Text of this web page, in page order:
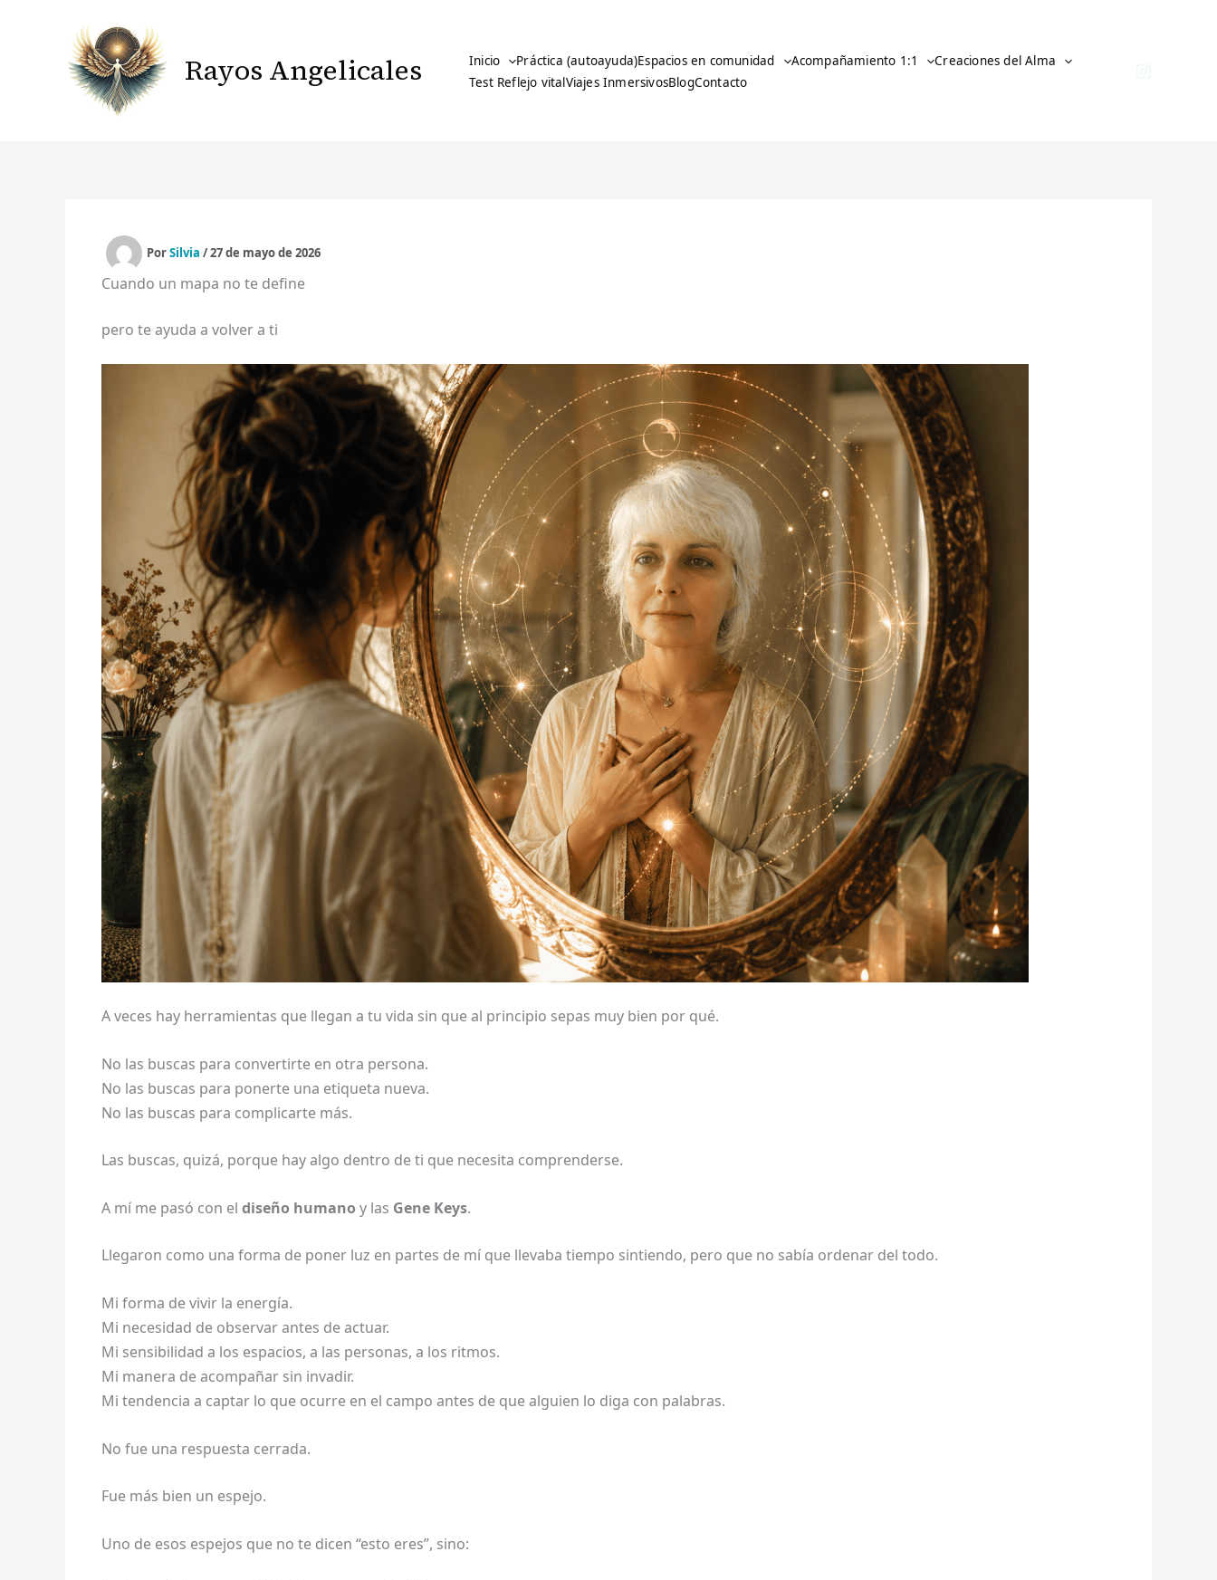
Rayos Angelicales Inicio Práctica (autoayuda)Espacios en comunidad Acompañamiento 1:1
Creaciones del Alma
Test Reflejo vitalViajes InmersivosBlogContacto
PorSilvia /27 de mayo de 2026
Cuando un mapa no te define
pero te ayuda a volver a ti
A veces hay herramientas que llegan a tu vida sin que al principio sepas muy bien por qué.
No las buscas para convertirte en otra persona.
No las buscas para ponerte una etiqueta nueva.
No las buscas para complicarte más.
Las buscas, quizá, porque hay algo dentro de ti que necesita comprenderse.
A mí me pasó con el diseño humano y las Gene Keys.
Llegaron como una forma de poner luz en partes de mí que llevaba tiempo sintiendo, pero que no sabía ordenar del todo.
Mi forma de vivir la energía.
Mi necesidad de observar antes de actuar.
Mi sensibilidad a los espacios, a las personas, a los ritmos.
Mi manera de acompañar sin invadir.
Mi tendencia a captar lo que ocurre en el campo antes de que alguien lo diga con palabras.
No fue una respuesta cerrada.
Fue más bien un espejo.
Uno de esos espejos que no te dicen “esto eres”, sino: